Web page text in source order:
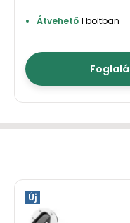
Átvehető1 boltban
Új